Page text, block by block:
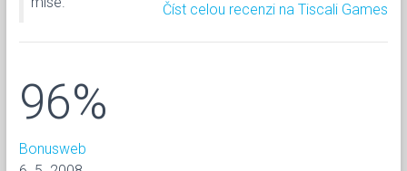
Číst celou recenzi na Tiscali Games
96%
Bonusweb